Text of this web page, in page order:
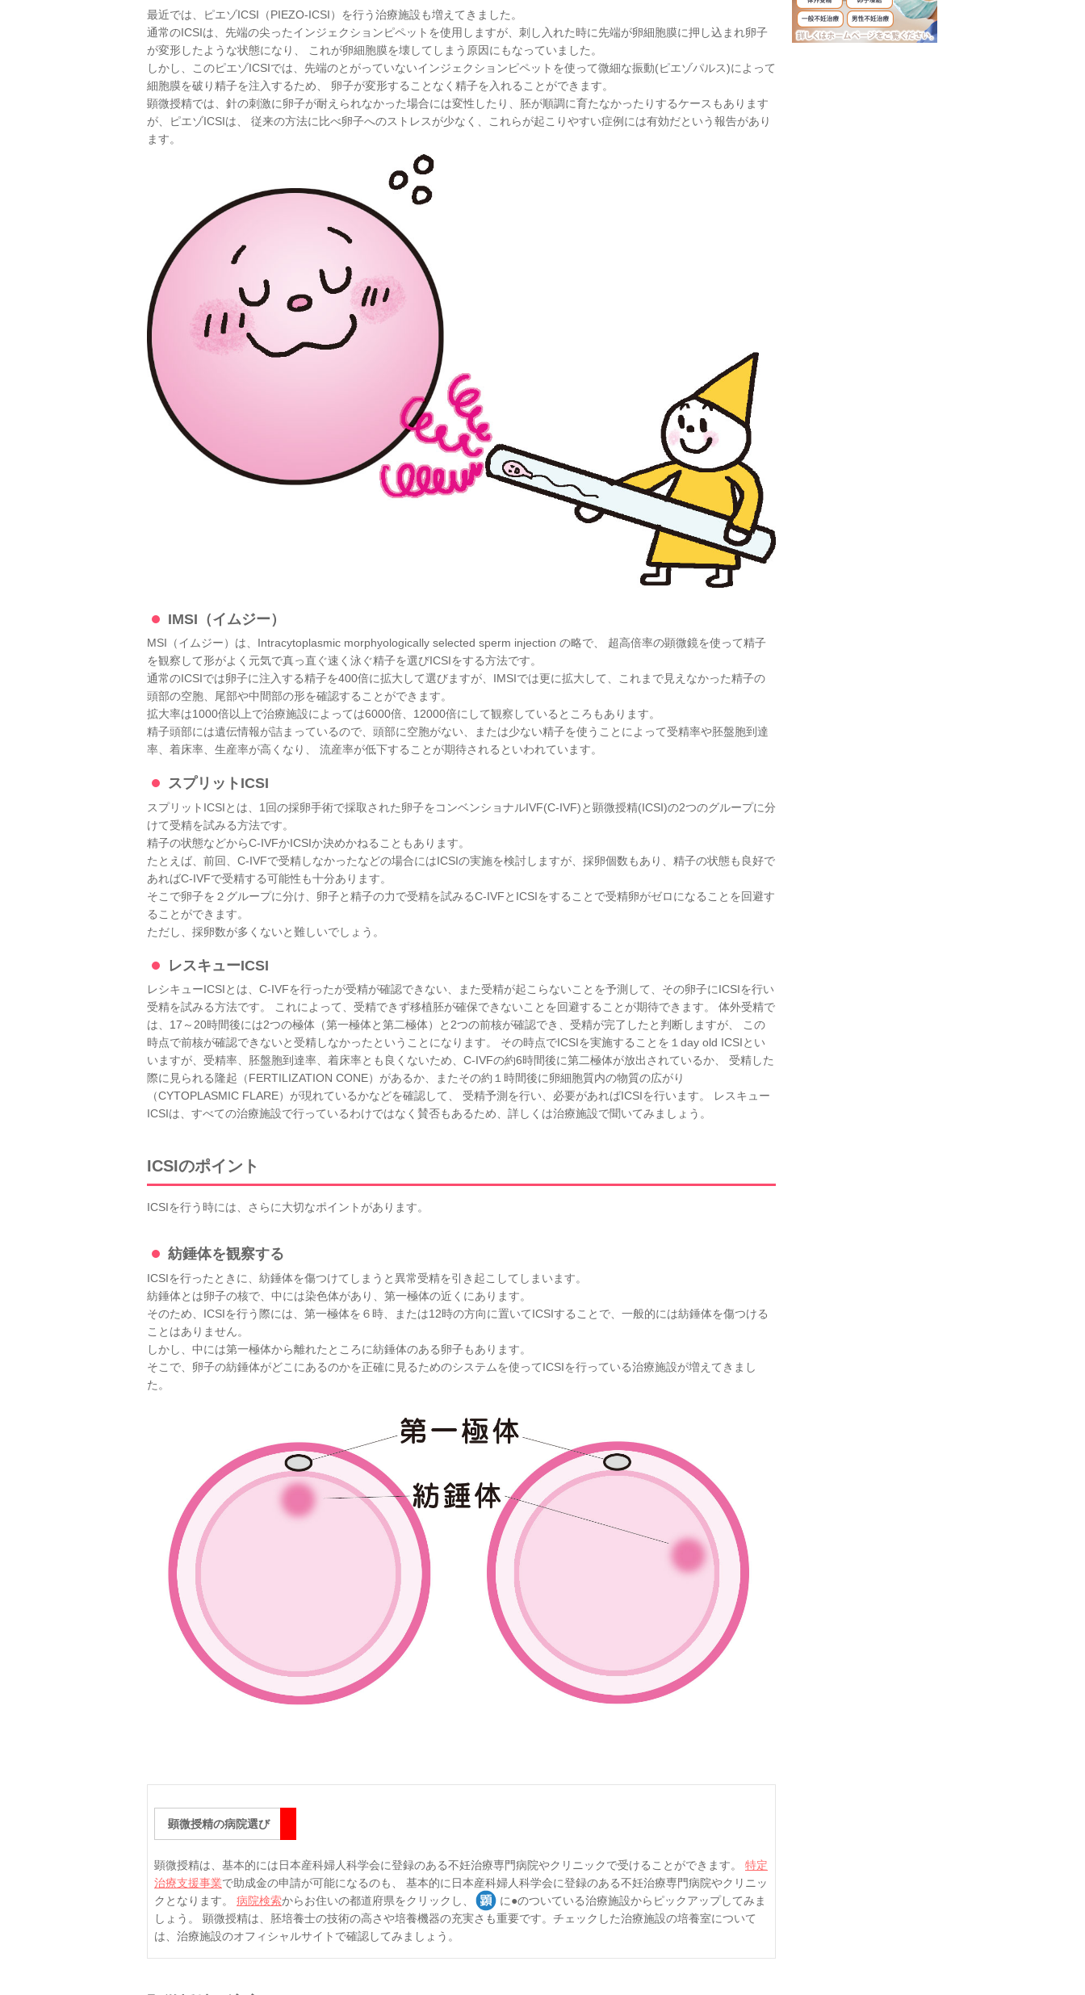
最近では、ピエゾICSI（PIEZO-ICSI）を行う治療施設も増えてきました。
通常のICSIは、先端の尖ったインジェクションピペットを使用しますが、刺し入れた時に先端が卵細胞膜に押し込まれ卵子
が変形したような状態になり、 これが卵細胞膜を壊してしまう原因にもなっていました。
しかし、このピエゾICSIでは、先端のとがっていないインジェクションピペットを使って微細な振動(ピエゾパルス)によって
細胞膜を破り精子を注入するため、 卵子が変形することなく精子を入れることができます。
顕微授精では、針の刺激に卵子が耐えられなかった場合には変性したり、胚が順調に育たなかったりするケースもあります
が、ピエゾICSIは、 従来の方法に比べ卵子へのストレスが少なく、これらが起こりやすい症例には有効だという報告があり
ます。
IMSI（イムジー）
MSI（イムジー）は、Intracytoplasmic morphyologically selected sperm injection の略で、 超高倍率の顕微鏡を使って精子
を観察して形がよく元気で真っ直ぐ速く泳ぐ精子を選びICSIをする方法です。
通常のICSIでは卵子に注入する精子を400倍に拡大して選びますが、IMSIでは更に拡大して、これまで見えなかった精子の
頭部の空胞、尾部や中間部の形を確認することができます。
拡大率は1000倍以上で治療施設によっては6000倍、12000倍にして観察しているところもあります。
精子頭部には遺伝情報が詰まっているので、頭部に空胞がない、または少ない精子を使うことによって受精率や胚盤胞到達
率、着床率、生産率が高くなり、 流産率が低下することが期待されるといわれています。
スプリットICSI
スプリットICSIとは、1回の採卵手術で採取された卵子をコンベンショナルIVF(C-IVF)と顕微授精(ICSI)の2つのグループに分
けて受精を試みる方法です。
精子の状態などからC-IVFかICSIか決めかねることもあります。
たとえば、前回、C-IVFで受精しなかったなどの場合にはICSIの実施を検討しますが、採卵個数もあり、精子の状態も良好で
あればC-IVFで受精する可能性も十分あります。
そこで卵子を２グループに分け、卵子と精子の力で受精を試みるC-IVFとICSIをすることで受精卵がゼロになることを回避す
ることができます。
ただし、採卵数が多くないと難しいでしょう。
レスキューICSI
レシキューICSIとは、C-IVFを行ったが受精が確認できない、また受精が起こらないことを予測して、その卵子にICSIを行い
受精を試みる方法です。 これによって、受精できず移植胚が確保できないことを回避することが期待できます。 体外受精で
は、17～20時間後には2つの極体（第一極体と第二極体）と2つの前核が確認でき、受精が完了したと判断しますが、 この
時点で前核が確認できないと受精しなかったということになります。 その時点でICSIを実施することを１day old ICSIとい
いますが、受精率、胚盤胞到達率、着床率とも良くないため、C-IVFの約6時間後に第二極体が放出されているか、 受精した
際に見られる隆起（FERTILIZATION CONE）があるか、またその約１時間後に卵細胞質内の物質の広がり
（CYTOPLASMIC FLARE）が現れているかなどを確認して、 受精予測を行い、必要があればICSIを行います。 レスキュー
ICSIは、すべての治療施設で行っているわけではなく賛否もあるため、詳しくは治療施設で聞いてみましょう。
ICSIのポイント
ICSIを行う時には、さらに大切なポイントがあります。
紡錘体を観察する
ICSIを行ったときに、紡錘体を傷つけてしまうと異常受精を引き起こしてしまいます。
紡錘体とは卵子の核で、中には染色体があり、第一極体の近くにあります。
そのため、ICSIを行う際には、第一極体を６時、または12時の方向に置いてICSIすることで、一般的には紡錘体を傷つける
ことはありません。
しかし、中には第一極体から離れたところに紡錘体のある卵子もあります。
そこで、卵子の紡錘体がどこにあるのかを正確に見るためのシステムを使ってICSIを行っている治療施設が増えてきまし
た。
顕微授精の病院選び
顕微授精は、基本的には日本産科婦人科学会に登録のある不妊治療専門病院やクリニックで受けることができます。 特定
治療支援事業で助成金の申請が可能になるのも、 基本的に日本産科婦人科学会に登録のある不妊治療専門病院やクリニッ
クとなります。 病院検索からお住いの都道府県をクリックし、
に●のついている治療施設からピックアップしてみま
しょう。 顕微授精は、胚培養士の技術の高さや培養機器の充実さも重要です。チェックした治療施設の培養室について
は、治療施設のオフィシャルサイトで確認してみましょう。